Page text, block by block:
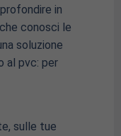
in
conosci le
soluzione
al pvc: per
sulle tue